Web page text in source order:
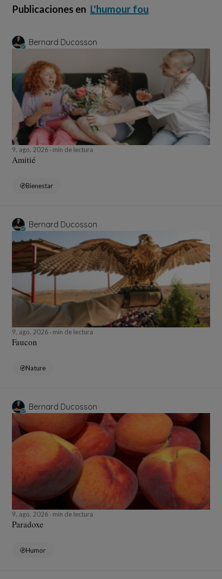
Publicaciones en L'humour fou
Bernard Ducosson
9, ago, 2026 min de lectura
Amitié
Bienestar
Bernard Ducosson
9, ago, 2026 min de lectura
Faucon
Nature
Bernard Ducosson
9, ago, 2026 min de lectura
Paradoxe
Humor